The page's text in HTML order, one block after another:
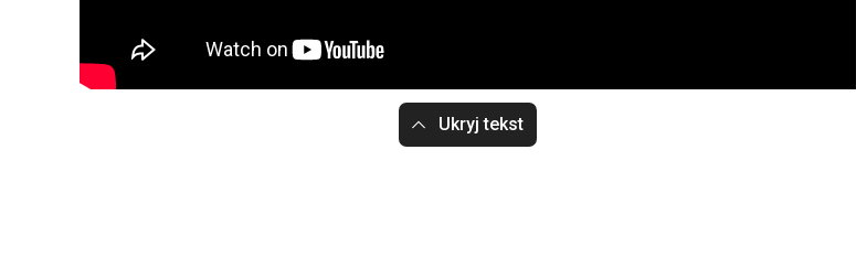
Ukryj tekst